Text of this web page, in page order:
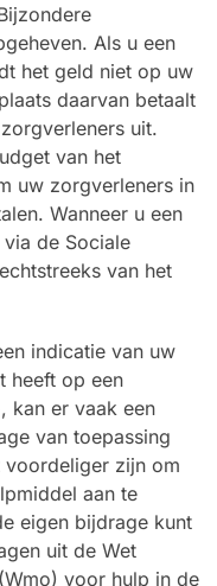
Als u een
het geld niet op uw
daarvan betaalt
uit.
van het
uw zorgverleners in
Wanneer u een
de Sociale
van het
indicatie van uw
heeft op een
kan er vaak een
van toepassing
voordeliger zijn om
aan te
eigen bijdrage kunt
uit de Wet
voor hulp in de